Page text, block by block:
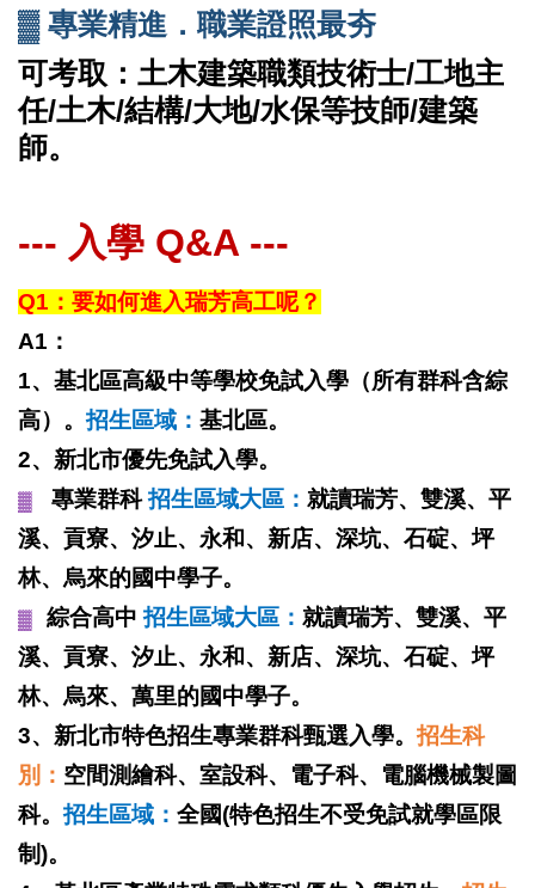
▓ 專業精進．職業證照最夯
可考取：土木建築職類技術士/工地主
任/土木/結構/大地/水保等技師/建築
師。
--- 入學 Q&A ---
Q1 ：要如何進入瑞芳高工呢？
A1：
1、基北區高級中等學校免試入學（所有群科含綜
高）。招生區域： 基北區。
2、新北市優先免試入學。
▓ 專業群科招生區域大區： 就讀瑞芳、雙溪、平
溪、貢寮、汐止、永和、新店、深坑、石碇、坪
林、 烏來的國中學子。
▓ 綜合高中 招生區域大區： 就讀瑞芳、雙溪、平
溪、貢寮、汐止、永和、新店、深坑、石碇、坪
林、烏來、 萬里的國中學子。
3、新北市特色招生專業群科甄選入學。招生科
別： 空間測繪科、室設科、電子科、電腦機械製圖
科。招生區域： 全國(特色招生不受免試就學區限
制)。